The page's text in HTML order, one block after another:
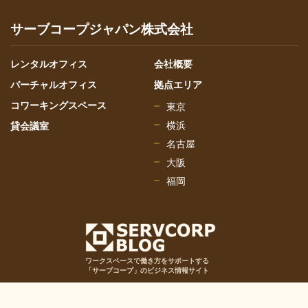
サーブコープジャパン株式会社
レンタルオフィス
バーチャルオフィス
コワーキングスペース
貸会議室
会社概要
拠点エリア
東京
横浜
名古屋
大阪
福岡
ワークスペースで働き方をサポートする
「サーブコープ」のビジネス情報サイト